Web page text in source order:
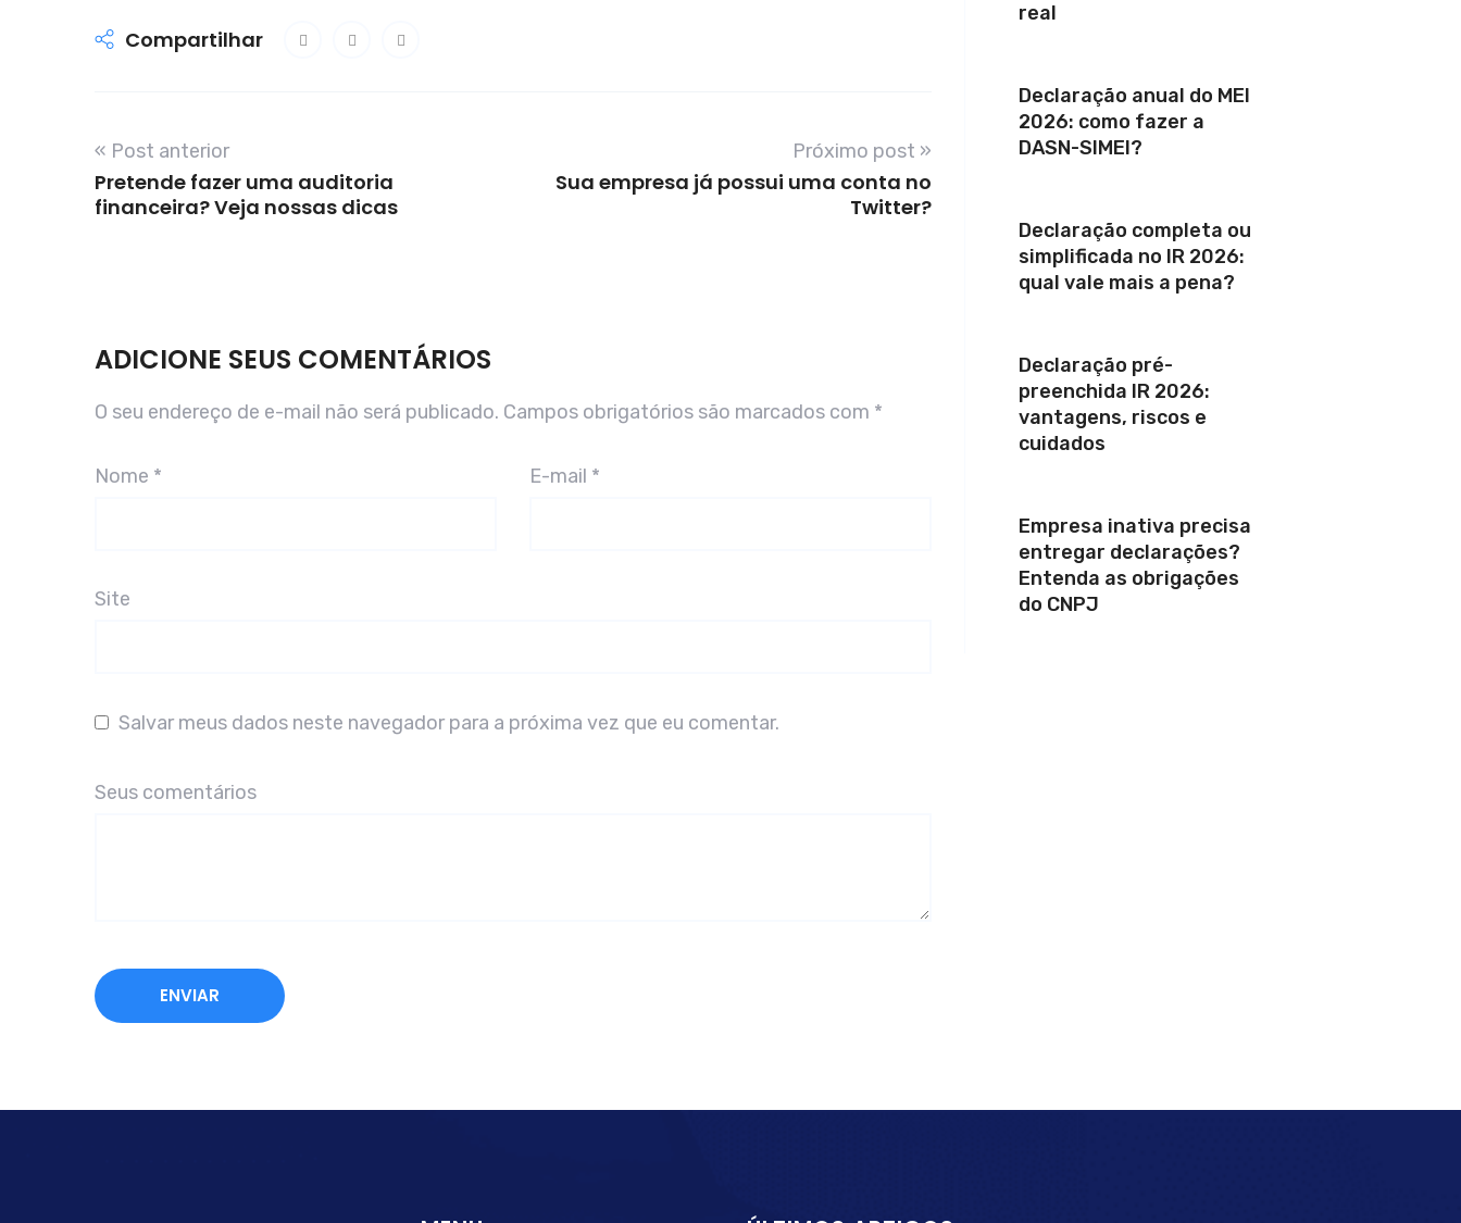
Compartilhar
« Post anterior
Pretende fazer uma auditoria
financeira? Veja nossas dicas
Próximo post »
Sua empresa já possui uma conta no
Twitter?
ADICIONE SEUS COMENTÁRIOS
O seu endereço de e-mail não será publicado. Campos obrigatórios são marcados com *
Nome * E-mail *
Site
Salvar meus dados neste navegador para a próxima vez que eu comentar.
Seus comentários
real
Declaração anual do MEI
2026: como fazer a
DASN-SIMEI?
Declaração completa ou
simplificada no IR 2026:
qual vale mais a pena?
Declaração pré-
preenchida IR 2026:
vantagens, riscos e
cuidados
Empresa inativa precisa
entregar declarações?
Entenda as obrigações
do CNPJ